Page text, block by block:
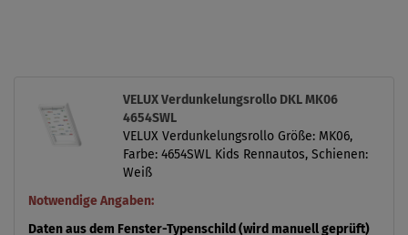
VELUX Verdunkelungsrollo DKL MK06
4654SWL
VELUX Verdunkelungsrollo Größe: MK06,
Farbe: 4654SWL Kids Rennautos, Schienen:
Weiß
Notwendige Angaben:
Daten aus dem Fenster-Typenschild (wird manuell geprüft)